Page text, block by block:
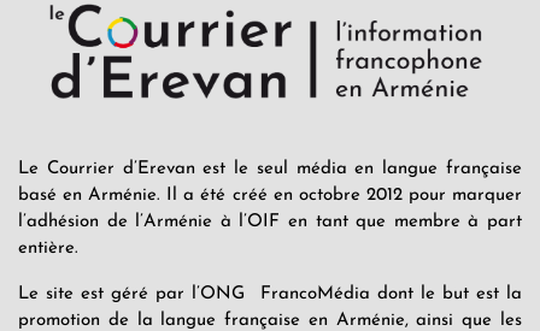
Le Courrier d’Erevan est le seul média en langue française
basé en Arménie. Il a été créé en octobre 2012 pour marquer
l’adhésion de l’Arménie à l’OIF en tant que membre à part
entière.
Le site est géré par l’ONG FrancoMédia dont le but est la
promotion de la langue française en Arménie, ainsi que les